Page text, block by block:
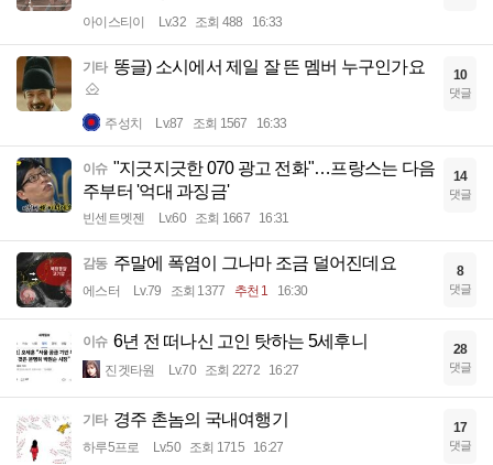
아이스티이 Lv.32 조회 488 16:33
기타 똥글) 소시에서 제일 잘 뜬 멤버 누구인가요
주성치 Lv.87 조회 1567 16:33
10
댓글
이슈 "지긋지긋한 070 광고 전화"…프랑스는 다음
주부터 '억대 과징금'
빈센트멧젠 Lv.60 조회 1667 16:31
14
댓글
감동 주말에 폭염이 그나마 조금 덜어진데요
에스터 Lv.79 조회 1377 추천 1 16:30
8
댓글
이슈 6년 전 떠나신 고인 탓하는 5세후니
진겟타원 Lv.70 조회 2272 16:27
28
댓글
기타 경주 촌놈의 국내여행기
하루5프로 Lv.50 조회 1715 16:27
17
댓글